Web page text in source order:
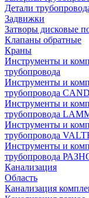
Детали
Задвижки
Затворы дисковые
Клапаны обратные
Краны
Инструменты и
трубопровода
Инструменты и
трубопровода
Инструменты и
трубопровода
Инструменты и
трубопровода
Инструменты и
трубопровода
Канализация
Область
Канализация